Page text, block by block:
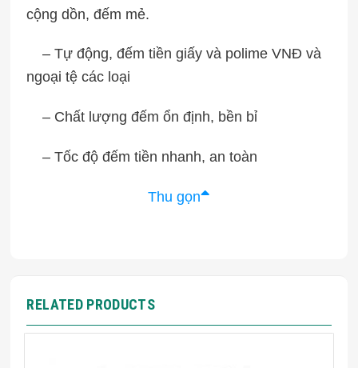
cộng dồn, đếm mẻ.
– Tự động, đếm tiền giấy và polime VNĐ và
ngoại tệ các loại
– Chất lượng đếm ổn định, bền bỉ
– Tốc độ đếm tiền nhanh, an toàn
Thu gọn
RELATED PRODUCTS